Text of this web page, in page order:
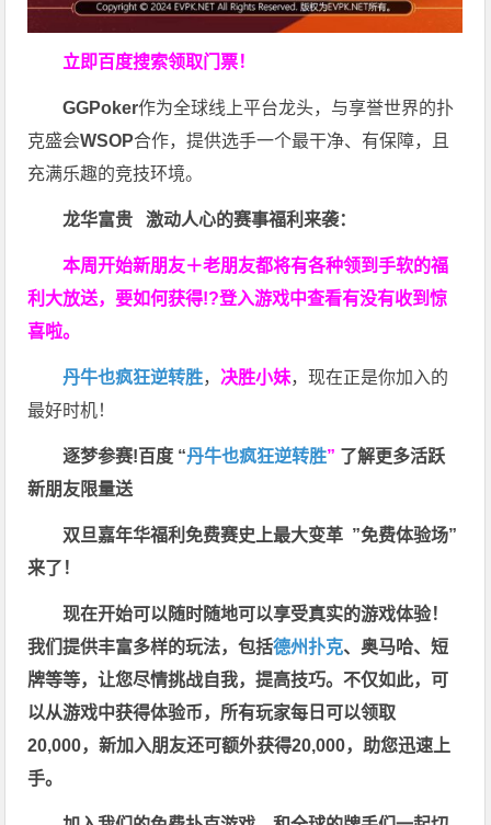
立即百度搜索领取门票！
GGPoker作为全球线上平台龙头，与享誉世界的扑
克盛会WSOP合作，提供选手一个最干净、有保障，且
充满乐趣的竞技环境。
龙华富贵 激动人心的赛事福利来袭：
本周开始新朋友＋老朋友都将有各种领到手软的福
利大放送，要如何获得!?登入游戏中查看有没有收到惊
喜啦。
丹牛也疯狂逆转胜， 决胜小妹，现在正是你加入的
最好时机！
逐梦参赛!百度 “丹牛也疯狂逆转胜” 了解更多活跃
新朋友限量送
双旦嘉年华福利免费赛史上最大变革 ”免费体验场”
来了！
现在开始可以随时随地可以享受真实的游戏体验！
我们提供丰富多样的玩法，包括德州扑克、奥马哈、短
牌等等，让您尽情挑战自我，提高技巧。不仅如此， 可
以从游戏中获得体验币，所有玩家每日可以领取
20,000，新加入朋友还可额外获得20,000，助您迅速上
手。